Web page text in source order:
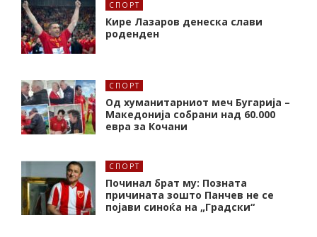
СПОРТ
Кире Лазаров денеска слави
роденден
СПОРТ
Од хуманитарниот меч Бугарија –
Македонија собрани над 60.000
евра за Кочани
СПОРТ
Починал брат му: Позната
причината зошто Панчев не се
појави синоќа на „Градски“